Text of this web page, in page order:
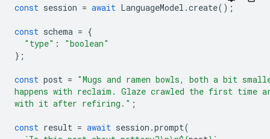
const session = await LanguageModel .create();
const schema = {
"type" :
"boolean"
};
const post = "Mugs and ramen bowls, both a bit
happens with reclaim. Glaze crawled the first time
with it after refiring." ;
const result = await session .prompt(